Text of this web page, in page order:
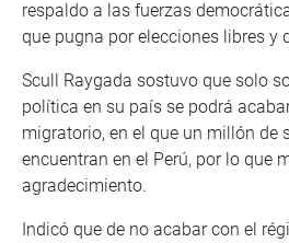
respaldo a las fuerzas
que pugna por elecciones libres y
Scull Raygada sostuvo que solo
política en su país se podrá
migratorio, en el que un millón de
encuentran en el Perú, por lo que
agradecimiento.
Indicó que de no acabar con el